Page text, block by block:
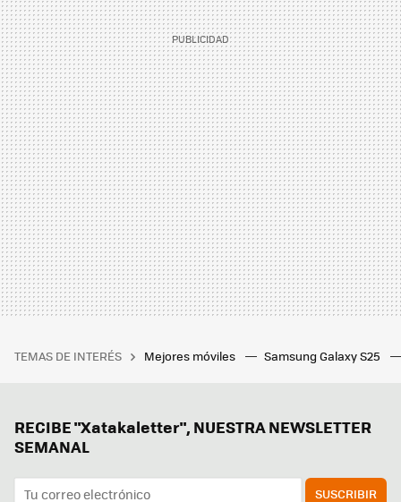
TEMAS DE INTERÉS Mejores móviles Samsung Galaxy S25
RECIBE "Xatakaletter", NUESTRA NEWSLETTER
SEMANAL
SUSCRIBIR